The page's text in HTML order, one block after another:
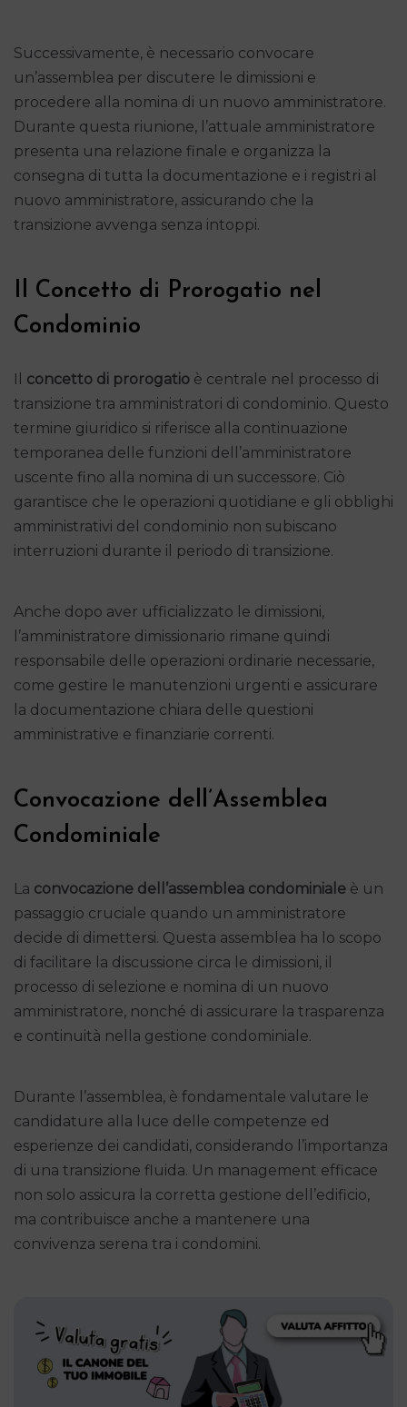
Successivamente, è necessario convocare
un’assemblea per discutere le dimissioni e
procedere alla nomina di un nuovo amministratore.
Durante questa riunione, l’attuale amministratore
presenta una relazione finale e organizza la
consegna di tutta la documentazione e i registri al
nuovo amministratore, assicurando che la
transizione avvenga senza intoppi.
Il Concetto di Prorogatio nel
Condominio
Il concetto di prorogatio è centrale nel processo di
transizione tra amministratori di condominio. Questo
termine giuridico si riferisce alla continuazione
temporanea delle funzioni dell’amministratore
uscente fino alla nomina di un successore. Ciò
garantisce che le operazioni quotidiane e gli obblighi
amministrativi del condominio non subiscano
interruzioni durante il periodo di transizione.
Anche dopo aver ufficializzato le dimissioni,
l’amministratore dimissionario rimane quindi
responsabile delle operazioni ordinarie necessarie,
come gestire le manutenzioni urgenti e assicurare
la documentazione chiara delle questioni
amministrative e finanziarie correnti.
Convocazione dell’Assemblea
Condominiale
La convocazione dell’assemblea condominiale è un
passaggio cruciale quando un amministratore
decide di dimettersi. Questa assemblea ha lo scopo
di facilitare la discussione circa le dimissioni, il
processo di selezione e nomina di un nuovo
amministratore, nonché di assicurare la trasparenza
e continuità nella gestione condominiale.
Durante l’assemblea, è fondamentale valutare le
candidature alla luce delle competenze ed
esperienze dei candidati, considerando l’importanza
di una transizione fluida. Un management efficace
non solo assicura la corretta gestione dell’edificio,
ma contribuisce anche a mantenere una
convivenza serena tra i condomini.